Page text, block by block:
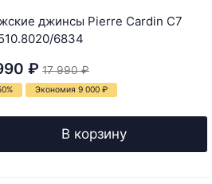
джинсы Pierre Cardin C7
6834
₽ 17 990 ₽
Экономия 9 000₽
В корзину